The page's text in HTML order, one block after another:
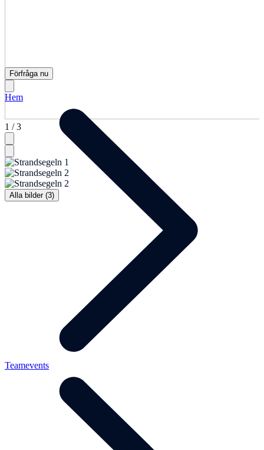
1 / 3
Alla bilder (3)
Förfråga nu
Hem
Teamevents